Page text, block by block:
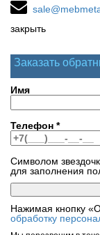
закрыть
Заказать
Имя
Телефон *
Символом
для заполнения
Нажимая кнопку
обработку